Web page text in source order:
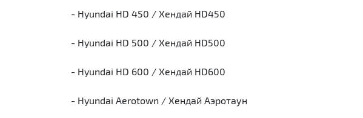
- Hyundai HD 450 / Хендай HD450
- Hyundai HD 500 / Хендай HD500
- Hyundai HD 600 / Хендай HD600
- Hyundai Aerotown / Хендай Аэротаун